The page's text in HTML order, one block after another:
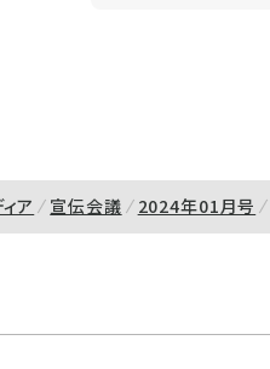
ア 宣伝会議 2024年01月号